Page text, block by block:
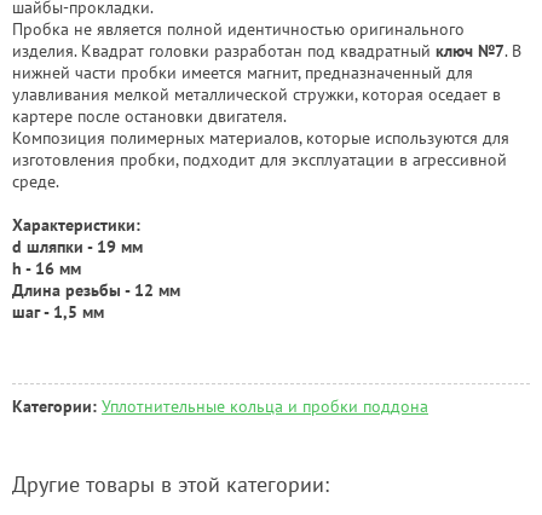
шайбы-прокладки.
Пробка не является полной идентичностью оригинального
изделия. Квадрат головки разработан под квадратный ключ №7. В
нижней части пробки имеется магнит, предназначенный для
улавливания мелкой металлической стружки, которая оседает в
картере после остановки двигателя.
Композиция полимерных материалов, которые используются для
изготовления пробки, подходит для эксплуатации в агрессивной
среде.
Характеристики:
d шляпки - 19 мм
h - 16 мм
Длина резьбы - 12 мм
шаг - 1,5 мм
Категории: Уплотнительные кольца и пробки поддона
Другие товары в этой категории: